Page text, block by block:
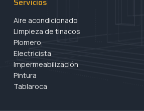
Aire acondicionado
Limpieza de tinacos
Plomero
Electricista
Impermeabilización
Pintura
Tablaroca